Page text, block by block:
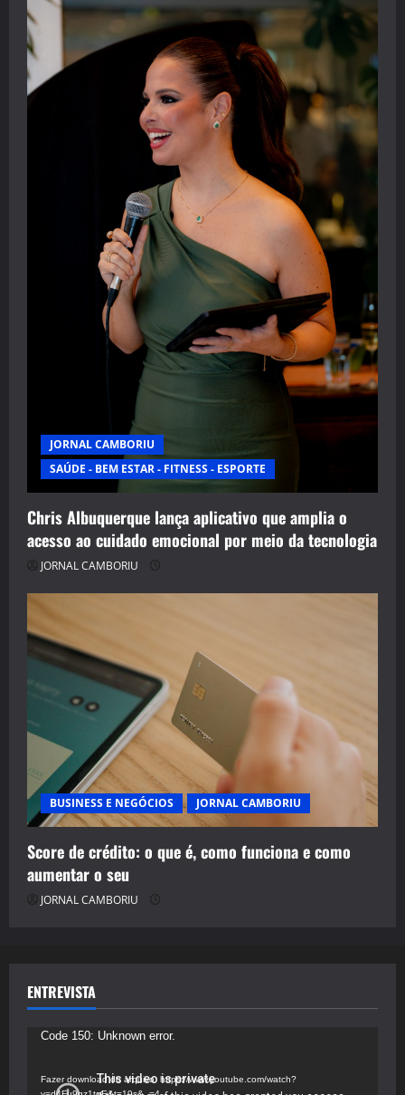
JORNAL CAMBORIU
SAÚDE - BEM ESTAR - FITNESS - ESPORTE
Chris Albuquerque lança aplicativo que amplia o
acesso ao cuidado emocional por meio da tecnologia
JORNAL CAMBORIU
BUSINESS E NEGÓCIOS JORNAL CAMBORIU
Score de crédito: o que é, como funciona e como
aumentar o seu
JORNAL CAMBORIU
ENTREVISTA
Tocador
vídeo
Code 150: Unknown error.
Fazer download do arquivo: https://www.youtube.com/watch?